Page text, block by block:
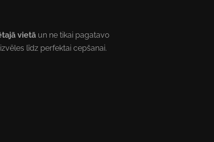
vietā un ne tikai pagatavo
līdz perfektai cepšanai.